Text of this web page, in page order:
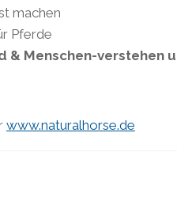
machen
Pferde
& Menschen-verstehen
www.naturalhorse.de